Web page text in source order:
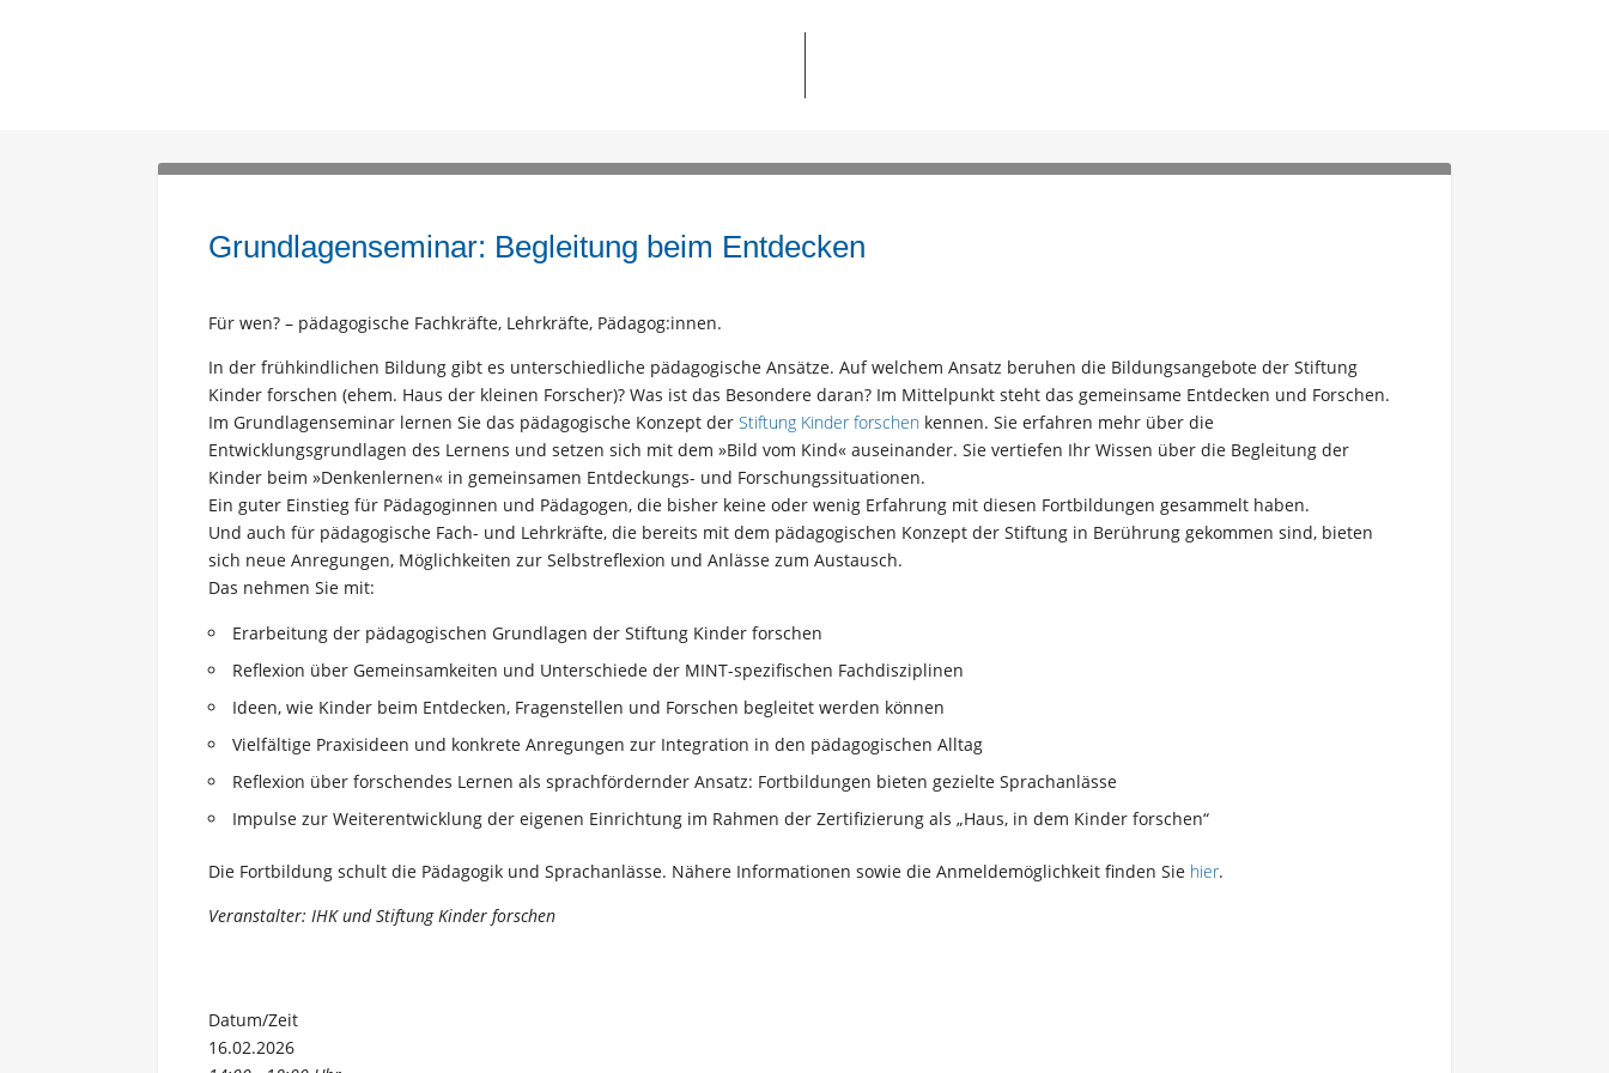
Grundlagenseminar: Begleitung beim Entdecken
Für wen? – pädagogische Fachkräfte, Lehrkräfte, Pädagog:innen.
In der frühkindlichen Bildung gibt es unterschiedliche pädagogische Ansätze. Auf welchem Ansatz beruhen die Bildungsangebote der Stiftung
Kinder forschen (ehem. Haus der kleinen Forscher)? Was ist das Besondere daran? Im Mittelpunkt steht das gemeinsame Entdecken und Forschen.
Im Grundlagenseminar lernen Sie das pädagogische Konzept der Stiftung Kinder forschen kennen. Sie erfahren mehr über die
Entwicklungsgrundlagen des Lernens und setzen sich mit dem »Bild vom Kind« auseinander. Sie vertiefen Ihr Wissen über die Begleitung der
Kinder beim »Denkenlernen« in gemeinsamen Entdeckungs- und Forschungssituationen.
Ein guter Einstieg für Pädagoginnen und Pädagogen, die bisher keine oder wenig Erfahrung mit diesen Fortbildungen gesammelt haben.
Und auch für pädagogische Fach- und Lehrkräfte, die bereits mit dem pädagogischen Konzept der Stiftung in Berührung gekommen sind, bieten
sich neue Anregungen, Möglichkeiten zur Selbstreflexion und Anlässe zum Austausch.
Das nehmen Sie mit:
Erarbeitung der pädagogischen Grundlagen der Stiftung Kinder forschen
Reflexion über Gemeinsamkeiten und Unterschiede der MINT-spezifischen Fachdisziplinen
Ideen, wie Kinder beim Entdecken, Fragenstellen und Forschen begleitet werden können
Vielfältige Praxisideen und konkrete Anregungen zur Integration in den pädagogischen Alltag
Reflexion über forschendes Lernen als sprachfördernder Ansatz: Fortbildungen bieten gezielte Sprachanlässe
Impulse zur Weiterentwicklung der eigenen Einrichtung im Rahmen der Zertifizierung als „Haus, in dem Kinder forschen“
Die Fortbildung schult die Pädagogik und Sprachanlässe. Nähere Informationen sowie die Anmeldemöglichkeit finden Sie hier.
Veranstalter: IHK und Stiftung Kinder forschen
Datum/Zeit
16.02.2026